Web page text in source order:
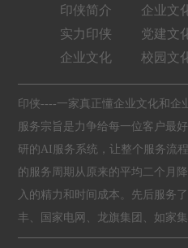
印侠简介
实力印侠
企业文化
企业文
党建文
校园文
印侠----一家真正懂企业文化和企
服务宗旨是力争给每一位客户最
研的AI服务系统，让整个服务流
的服务周期从原来的平均二个月
入的精力和时间成本。先后服务
丰、国家电网、龙旗集团、如家